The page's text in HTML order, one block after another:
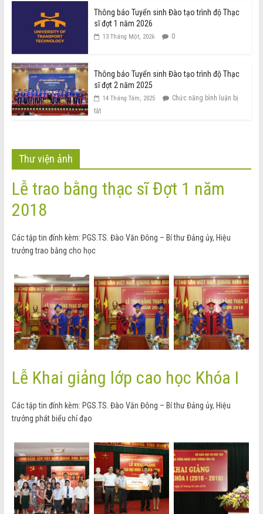
Thông báo Tuyển sinh Đào tạo trình độ Thạc
sĩ đợt 1 năm 2026
13 Tháng Một, 2026 0
Thông báo Tuyển sinh Đào tạo trình độ Thạc
sĩ đợt 2 năm 2025
14 Tháng Tám, 2025
Chức năng bình luận bị
tắt
Thư viện ảnh
Lễ trao bằng thạc sĩ Đợt 1 năm
2018
Các tập tin đính kèm: PGS.TS. Đào Văn Đông – Bí thư Đảng ủy, Hiệu
trưởng trao bằng cho học
Lễ Khai giảng lớp cao học Khóa I
Các tập tin đính kèm: PGS.TS. Đào Văn Đông – Bí thư Đảng ủy, Hiệu
trưởng phát biểu chỉ đạo